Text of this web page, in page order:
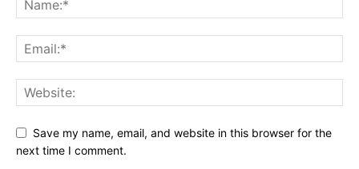
Save my name, email, and website in this browser for the
next time I comment.